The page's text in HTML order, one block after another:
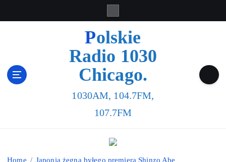
Polskie
Radio 1030
Chicago.
1030AM, 104.7FM,
107.7FM
Home Japonia żegna byłego premiera Shinzo Abe